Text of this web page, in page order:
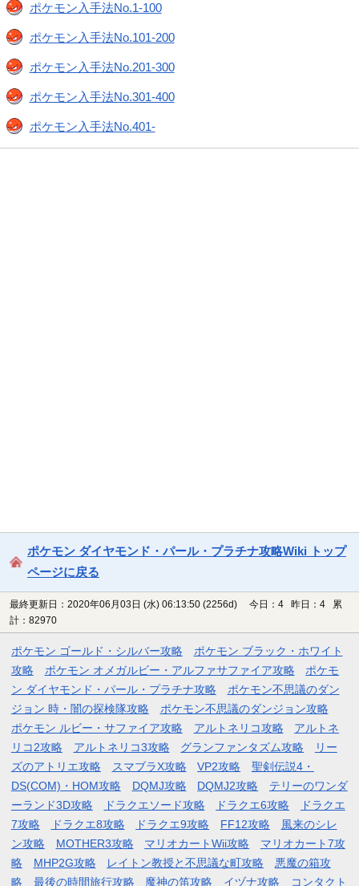
ポケモン入手法No.1-100
ポケモン入手法No.101-200
ポケモン入手法No.201-300
ポケモン入手法No.301-400
ポケモン入手法No.401-
ポケモン ダイヤモンド・パール・プラチナ攻略Wiki トップ
ページに戻る
最終更新日：2020年06月03日 (水) 06:13:50 (2256d)
今日：4 昨日：4 累
計：82970
ポケモン ゴールド・シルバー攻略
ポケモン ブラック・ホワイト
攻略
ポケモン オメガルビー・アルファサファイア攻略
ポケモ
ン ダイヤモンド・パール・プラチナ攻略
ポケモン不思議のダン
ジョン 時・闇の探検隊攻略
ポケモン不思議のダンジョン攻略
ポケモン ルビー・サファイア攻略
アルトネリコ攻略
アルトネ
リコ2攻略
アルトネリコ3攻略 グランファンタズム攻略
リー
ズのアトリエ攻略
スマブラX攻略 VP2攻略
聖剣伝説4・
DS(COM)・HOM攻略
DQMJ攻略 DQMJ2攻略
テリーのワンダ
ーランド3D攻略
ドラクエソード攻略 ドラクエ6攻略
ドラクエ
7攻略
ドラクエ8攻略 ドラクエ9攻略 FF12攻略
風来のシレ
ン攻略
MOTHER3攻略 マリオカートWii攻略
マリオカート7攻
略
MHP2G攻略 レイトン教授と不思議な町攻略
悪魔の箱攻
略
最後の時間旅行攻略 魔神の笛攻略 イヅナ攻略 コンタクト